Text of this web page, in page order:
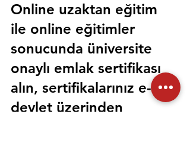
Online uzaktan eğitim
ile online eğitimler
sonucunda üniversite
onaylı emlak sertifikası
alın, sertifikalarınız e-
devlet üzerinden